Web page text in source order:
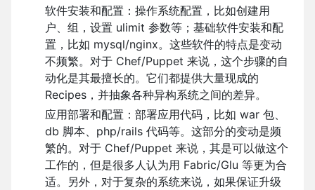
软件安装和配置：操作系统配置，比如创建用
户、组，设置 ulimit 参数等；基础软件安装和配
置，比如 mysql/nginx。这些软件的特点是变动
不频繁。对于 Chef/Puppet 来说，这个步骤的自
动化是其最擅长的。它们都提供大量现成的
Recipes，并抽象各种异构系统之间的差异。
应用部署和配置：部署应用代码，比如 war 包、
db 脚本、php/rails 代码等。这部分的变动是频
繁的。对于 Chef/Puppet 来说，其是可以做这个
工作的，但是很多人认为用 Fabric/Glu 等更为合
适。另外，对于复杂的系统来说，如果保证升级